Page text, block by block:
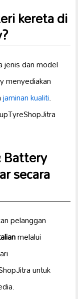
keretadi
jenis dan model
menyediakan
jaminan kualiti.
Battery
secara
pelanggan
melalui
untuk